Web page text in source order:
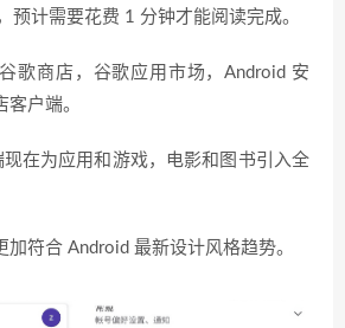
预计需要花费 1 分钟才能阅读完成。
歌商店，谷歌应用市场，Android 安
户端。
在为应用和游戏，电影和图书引入全
符合 Android 最新设计风格趋势。